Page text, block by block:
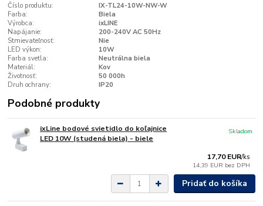
Číslo produktu:
IX-TL24-10W-NW-W
Farba:
Biela
Výrobca:
ixLINE
Napájanie:
200-240V AC 50Hz
Stmievateľnosť:
Nie
LED výkon:
10W
Farba svetla:
Neutrálna biela
Materiál:
Kov
Životnosť:
50 000h
Druh ochrany:
IP20
Podobné produkty
ixLine bodové svietidlo do koľajnice
LED 10W (studená biela) - biele
17,70 EUR/ks
14,39 EUR bez DPH
Skladom
Pridať do košíka